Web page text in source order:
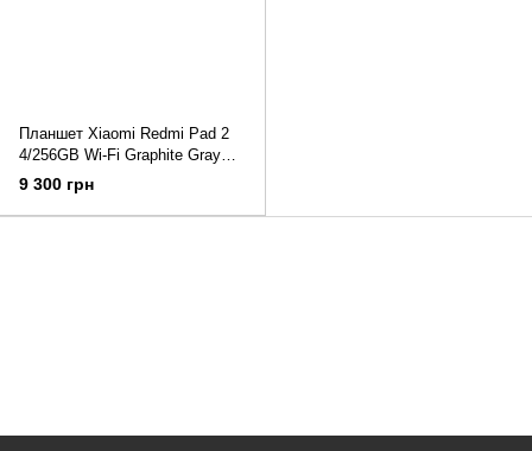
Планшет Xiaomi Redmi Pad 2
4/256GB Wi-Fi Graphite Gray
(VHU5631EU)
9 300 грн